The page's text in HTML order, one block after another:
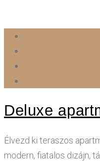
Deluxe
Élvezd ki teraszos
modern, fiatalos dizájn,